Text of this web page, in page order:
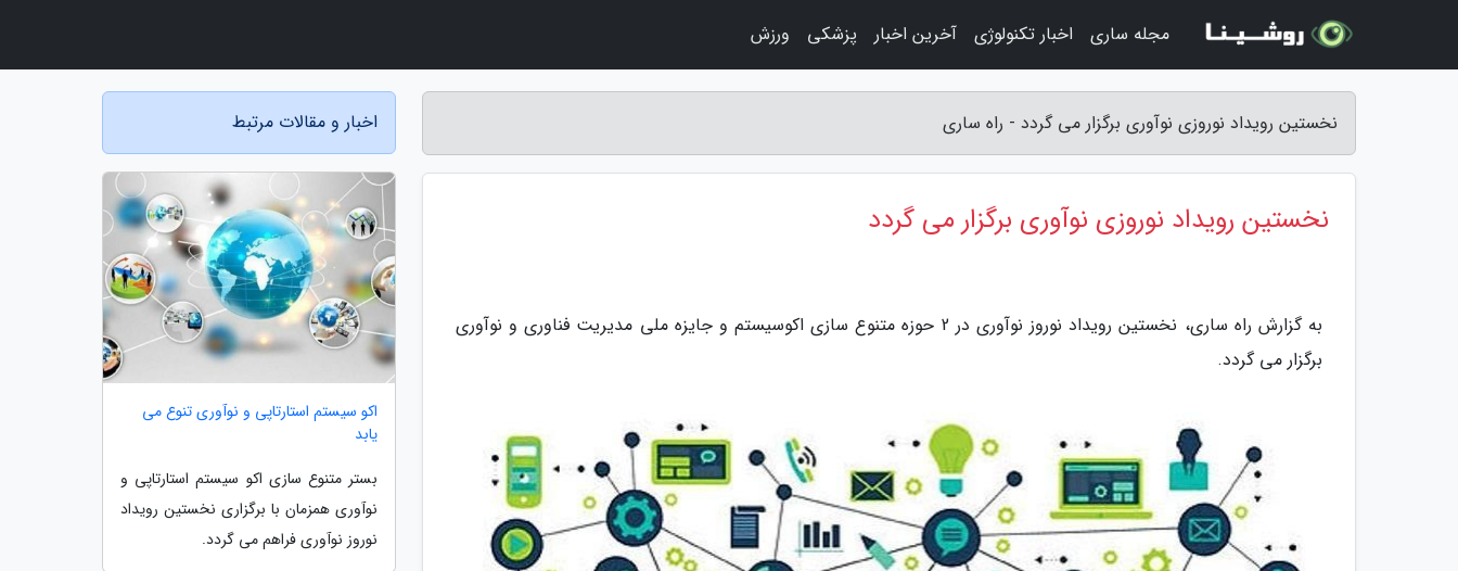
نخستین رویداد نوروزی نوآوری برگزار می گردد - راه ساری
نخستین رویداد نوروزی نوآوری برگزار می گردد
به گزارش راه ساری، نخستین رویداد نوروز نوآوری در 2 حوزه متنوع سازی اکوسیستم و جایزه ملی مدیریت فناوری و نوآوری
برگزار می گردد.
اخبار و مقالات مرتبط
اکو سیستم استارتاپی و نوآوری تنوع می
یابد
بستر متنوع سازی اکو سیستم استارتاپی و
نوآوری همزمان با برگزاری نخستین رویداد
نوروز نوآوری فراهم می گردد.
مجله ساری اخبار تکنولوژی آخرین اخبار پزشکی ورزش